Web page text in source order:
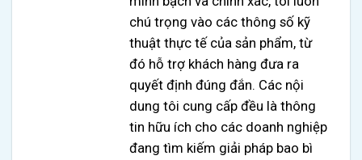
chú trọng vào các thông số kỹ
thuật thực tế của sản phẩm, từ
đó hỗ trợ khách hàng đưa ra
quyết định đúng đắn. Các nội
dung tôi cung cấp đều là thông
tin hữu ích cho các doanh nghiệp
đang tìm kiếm giải pháp bao bì